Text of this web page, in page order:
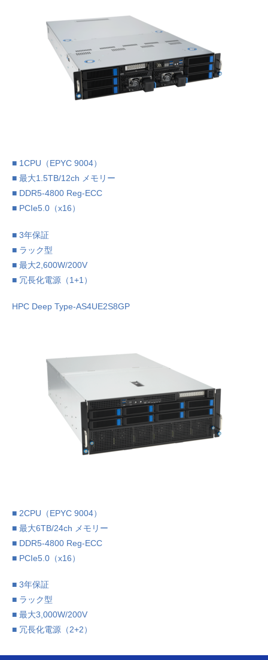
■ 1CPU（EPYC 9004）
■ 最大1.5TB/12ch メモリー
■ DDR5-4800 Reg-ECC
■ PCIe5.0（x16）
■ 3年保証
■ ラック型
■ 最大2,600W/200V
■ 冗長化電源（1+1）
HPC Deep Type-AS4UE2S8GP
■ 2CPU（EPYC 9004）
■ 最大6TB/24ch メモリー
■ DDR5-4800 Reg-ECC
■ PCIe5.0（x16）
■ 3年保証
■ ラック型
■ 最大3,000W/200V
■ 冗長化電源（2+2）